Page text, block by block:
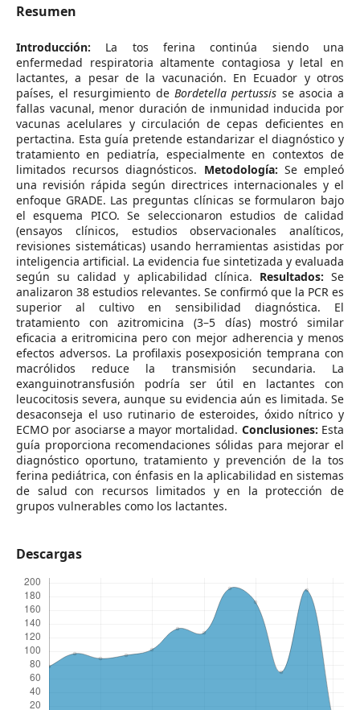
Resumen
Introducción: La tos ferina continúa siendo una
enfermedad respiratoria altamente contagiosa y letal en
lactantes, a pesar de la vacunación. En Ecuador y otros
países, el resurgimiento de Bordetella pertussis se asocia a
fallas vacunal, menor duración de inmunidad inducida por
vacunas acelulares y circulación de cepas deficientes en
pertactina. Esta guía pretende estandarizar el diagnóstico y
tratamiento en pediatría, especialmente en contextos de
limitados recursos diagnósticos. Metodología: Se empleó
una revisión rápida según directrices internacionales y el
enfoque GRADE. Las preguntas clínicas se formularon bajo
el esquema PICO. Se seleccionaron estudios de calidad
(ensayos clínicos, estudios observacionales analíticos,
revisiones sistemáticas) usando herramientas asistidas por
inteligencia artificial. La evidencia fue sintetizada y evaluada
según su calidad y aplicabilidad clínica. Resultados: Se
analizaron 38 estudios relevantes. Se confirmó que la PCR es
superior al cultivo en sensibilidad diagnóstica. El
tratamiento con azitromicina (3–5 días) mostró similar
eficacia a eritromicina pero con mejor adherencia y menos
efectos adversos. La profilaxis posexposición temprana con
macrólidos reduce la transmisión secundaria. La
exanguinotransfusión podría ser útil en lactantes con
leucocitosis severa, aunque su evidencia aún es limitada. Se
desaconseja el uso rutinario de esteroides, óxido nítrico y
ECMO por asociarse a mayor mortalidad. Conclusiones: Esta
guía proporciona recomendaciones sólidas para mejorar el
diagnóstico oportuno, tratamiento y prevención de la tos
ferina pediátrica, con énfasis en la aplicabilidad en sistemas
de salud con recursos limitados y en la protección de
grupos vulnerables como los lactantes.
Descargas